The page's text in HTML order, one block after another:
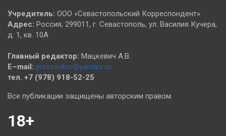
Учредитель: ООО «Севастопольский Корреспондент».
Адрес: Россия, 299011, г. Севастополь, ул. Василия Кучера,
д. 1, кв. 10А
Главный редактор: Мацкевич А.В.
E–mail: pressevkor@yandex.ru
тел. +7 (978) 918-52-25
Все публикации защищены авторским правом.
18+